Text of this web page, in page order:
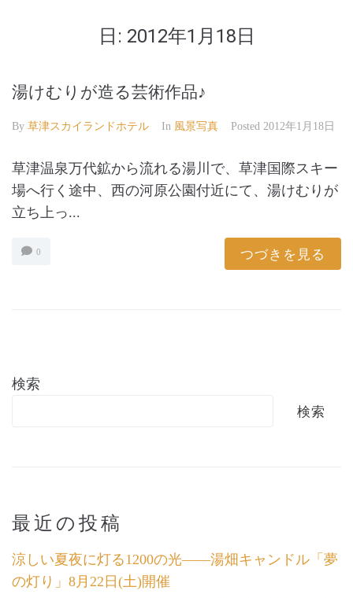
日: 2012年1月18日
湯けむりが造る芸術作品♪
By 草津スカイランドホテル In 風景写真 Posted 2012年1月18日
草津温泉万代鉱から流れる湯川で、草津国際スキー
場へ行く途中、西の河原公園付近にて、湯けむりが
立ち上っ...
0 つづきを見る
検索
検索
最近の投稿
涼しい夏夜に灯る1200の光――湯畑キャンドル「夢
の灯り」8月22日(土)開催